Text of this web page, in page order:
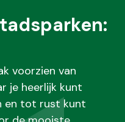
voorzien van
je heerlijk kunt
en tot rust kunt